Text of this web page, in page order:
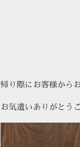
帰り際にお客様から
お気遣いありがとう